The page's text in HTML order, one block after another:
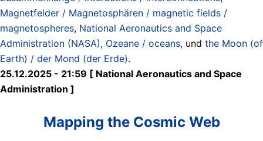
Magnetfelder / Magnetosphären / magnetic fields /
magnetospheres, National Aeronautics and Space
Administration (NASA), Ozeane / oceans, und the Moon (of
Earth) / der Mond (der Erde).
25.12.2025 - 21:59 [ National Aeronautics and Space
Administration ]
Mapping the Cosmic Web